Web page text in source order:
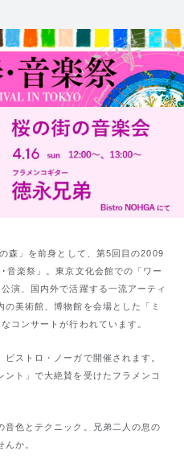
森」を前身として、第5回目の2009
音楽祭」。東京文化会館での「ワー
演、国内外で活躍する一流アーティ
美術館、博物館を会場とした「ミ
コンサートが行われています。
ストロ・ノーガで開催されます。
ト」で大絶賛を受けたフラメンコ
音色とテクニック。兄弟二人の息の
か。